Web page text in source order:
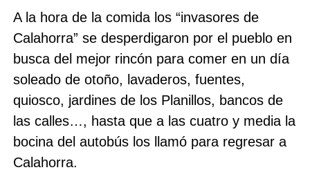
A la hora de la comida los “invasores de
Calahorra” se desperdigaron por el pueblo en
busca del mejor rincón para comer en un día
soleado de otoño, lavaderos, fuentes,
quiosco, jardines de los Planillos, bancos de
las calles…, hasta que a las cuatro y media la
bocina del autobús los llamó para regresar a
Calahorra.